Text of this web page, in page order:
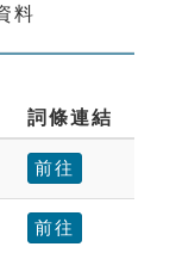
料
詞條連結
前往
前往